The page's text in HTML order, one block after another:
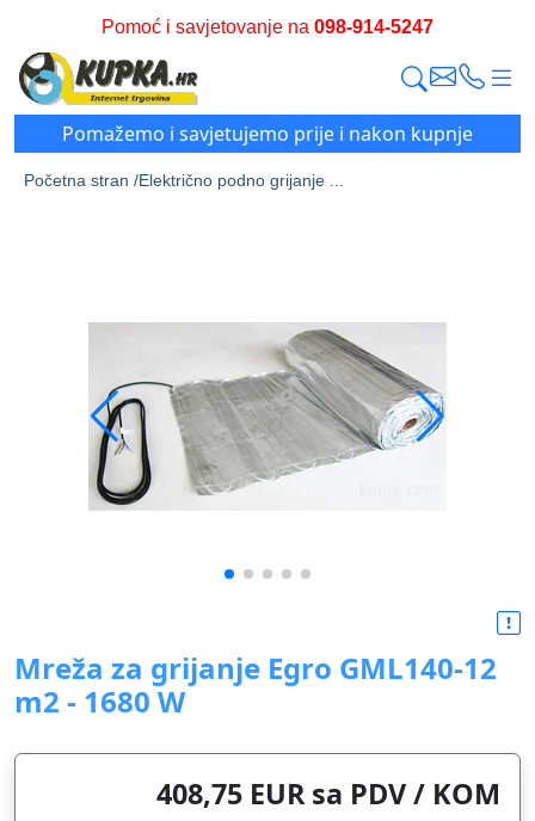
Pomoć i savjetovanje na 098-914-5247
Pomažemo i savjetujemo prije i nakon kupnje
Početna stran /Električno podno grijanje ...
Mreža za grijanje Egro GML140-12
m2 - 1680 W
408,75 EUR sa PDV / KOM